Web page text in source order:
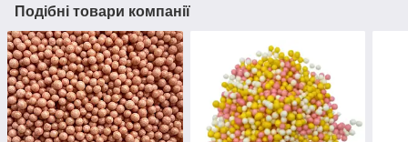
Подібні товари компанії